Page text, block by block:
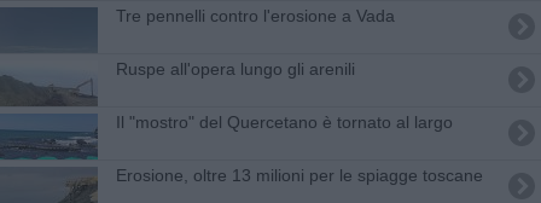
Tre pennelli contro l'erosione a Vada
Ruspe all'opera lungo gli arenili
Il "mostro" del Quercetano è tornato al largo
Erosione, oltre 13 milioni per le spiagge toscane